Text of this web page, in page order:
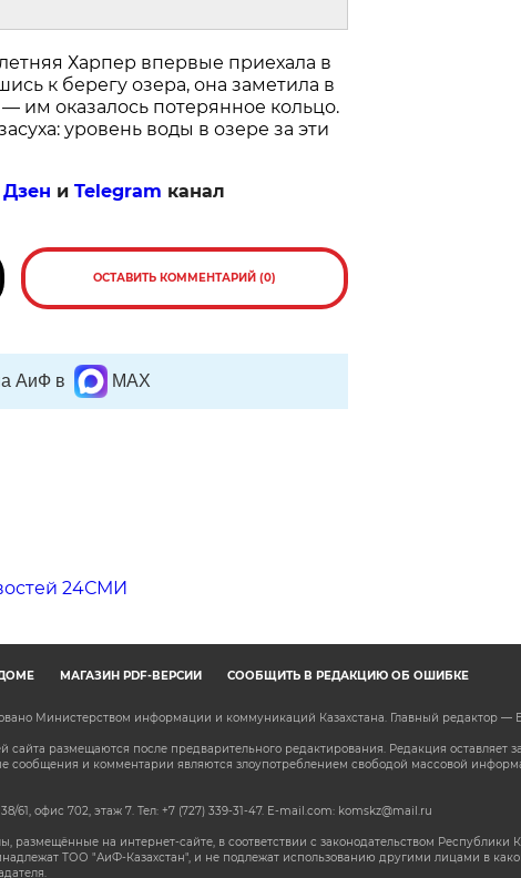
Харпер впервые приехала в
к берегу озера, она заметила в
им оказалось потерянное кольцо.
уровень воды в озере за эти
Дзен и Telegram канал
ОСТАВИТЬ КОММЕНТАРИЙ (0)
АиФ в MAX
24СМИ
МАГАЗИН PDF-ВЕРСИЙ СООБЩИТЬ В РЕДАКЦИЮ ОБ ОШИБКЕ
Министерством информации и коммуникаций Казахстана. Главный редактор —
размещаются после предварительного редактирования. Редакция оставляет
сообщения и комментарии являются злоупотреблением свободой массовой
61, офис 702, этаж 7. Тел: +7 (727) 339-31-47. E-mail.com: komskz@mail.ru
размещённые на интернет-сайте, в соответствии с законодательством Республики
ТОО "АиФ-Казахстан", и не подлежат использованию другими лицами в